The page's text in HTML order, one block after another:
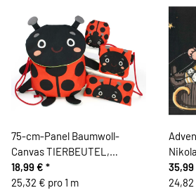
75-cm-Panel Baumwoll-
Canvas TIERBEUTEL,
Marienkäfer, Käselotti
18,99 € *
25,32 € pro 1 m
35,99
24,82